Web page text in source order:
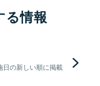
る情報
日の新しい順に掲載